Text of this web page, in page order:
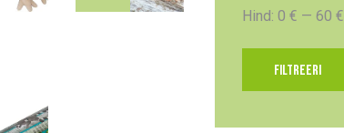
FILTREERI
Hind:0 € — 60 €